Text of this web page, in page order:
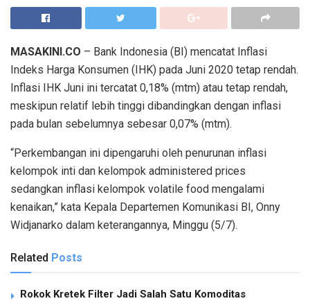
MASAKINI.CO – Bank Indonesia (BI) mencatat Inflasi
Indeks Harga Konsumen (IHK) pada Juni 2020 tetap rendah.
Inflasi IHK Juni ini tercatat 0,18% (mtm) atau tetap rendah,
meskipun relatif lebih tinggi dibandingkan dengan inflasi
pada bulan sebelumnya sebesar 0,07% (mtm).
“Perkembangan ini dipengaruhi oleh penurunan inflasi
kelompok inti dan kelompok administered prices
sedangkan inflasi kelompok volatile food mengalami
kenaikan,” kata Kepala Departemen Komunikasi BI, Onny
Widjanarko dalam keterangannya, Minggu (5/7).
Related Posts
Rokok Kretek Filter Jadi Salah Satu Komoditas